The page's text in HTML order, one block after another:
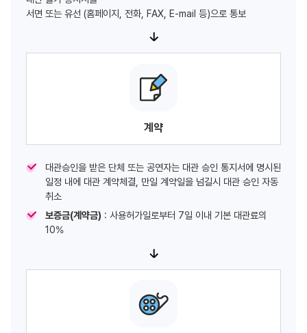
서면 또는 유선 (홈페이지, 전화, FAX, E-mail 등)으로 통보
계약
대관승인을 받은 단체 또는 공연자는 대관 승인 통지서에 명시된
일정 내에 대관 계약체결, 만일 계약일을 넘길시 대관 승인 자동
취소
보증금(계약금) : 사용허가일로부터 7일 이내 기본 대관료의
10%